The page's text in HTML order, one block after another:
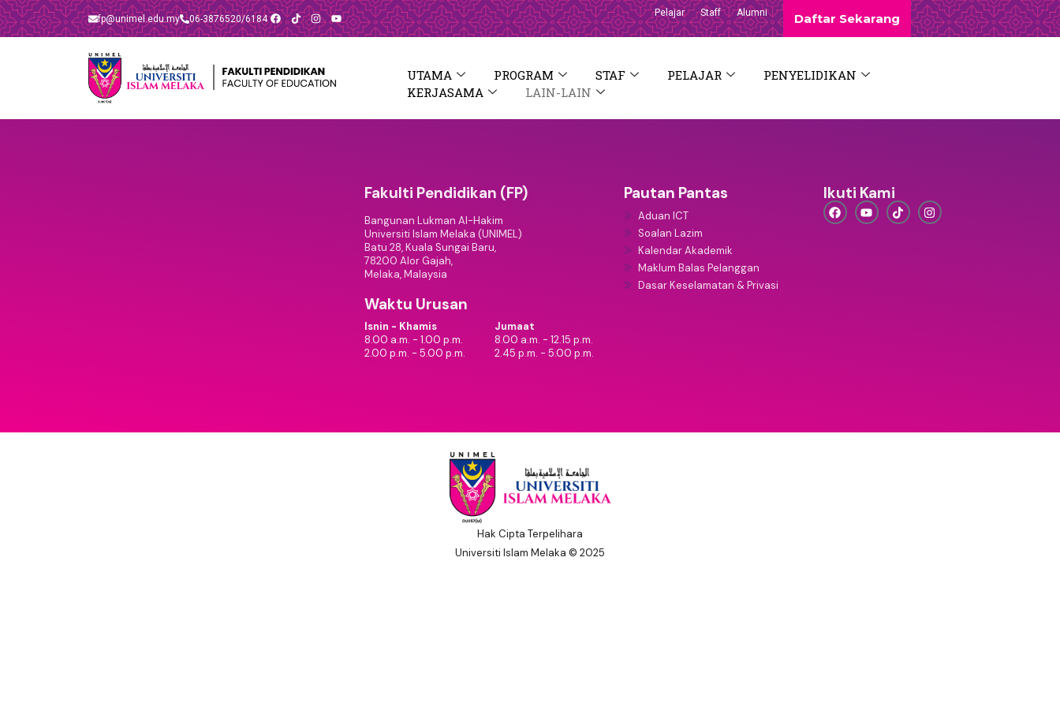
fp@unimel.edu.my​ 06-3876520/6184
Pelajar Staff Alumni Daftar Sekarang
UTAMA PROGRAM STAF PELAJAR
PENYELIDIKAN
KERJASAMA
LAIN-LAIN
Fakulti Pendidikan (FP)
Bangunan Lukman Al-Hakim
Universiti Islam Melaka (UNIMEL)
Batu 28, Kuala Sungai Baru,
78200 Alor Gajah,
Melaka, Malaysia
Waktu Urusan
Isnin - Khamis
8.00 a.m. - 1.00 p.m.
2.00 p.m. - 5.00 p.m.
Jumaat
8.00 a.m. - 12.15 p.m.
2.45 p.m. - 5.00 p.m.
Pautan Pantas
Aduan ICT
Soalan Lazim
Kalendar Akademik
Maklum Balas Pelanggan
Dasar Keselamatan & Privasi
Ikuti Kami
Hak Cipta Terpelihara
Universiti Islam Melaka © 2025